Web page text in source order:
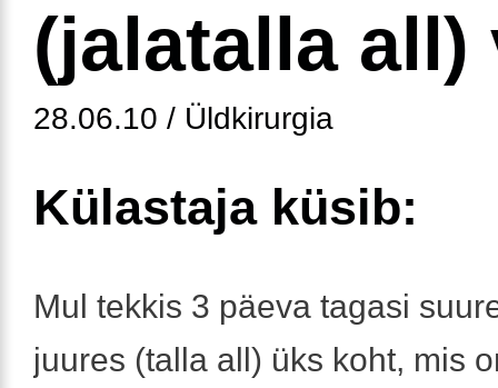
(jalatalla all)
28.06.10 / Üldkirurgia
Külastaja küsib:
Mul tekkis 3 päeva tagasi
juures (talla all) üks koht, mis